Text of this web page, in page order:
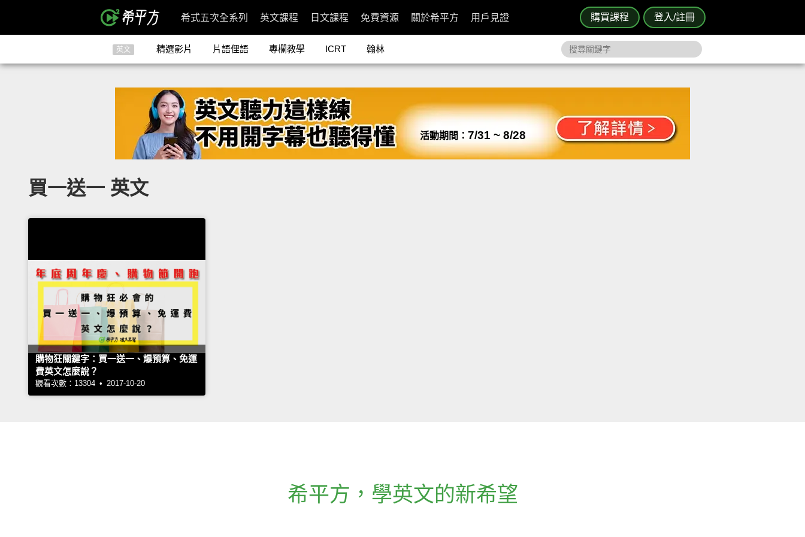
購買課程 登入/註冊
希式五次全系列 英文課程 日文課程 免費資源 關於希平方 用戶見證
英文 精選影片 片語俚語 專欄教學 ICRT 翰林
活動期間： 7/31 ~ 8/28
買一送一 英文
購物狂關鍵字：買一送一、爆預算、免運
費英文怎麼說？
觀看次數：13304 • 2017-10-20
希平方 ， 學英文的新希望